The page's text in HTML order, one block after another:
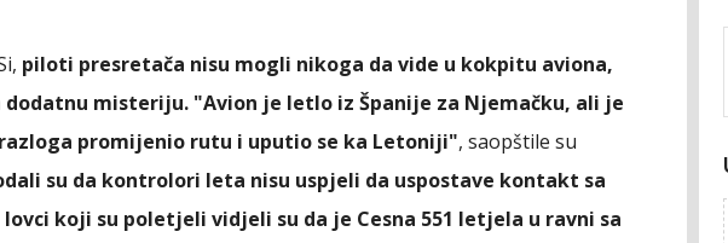
piloti presretača nisu mogli nikoga da vide u kokpitu aviona,
misteriju. "Avion je letIo iz Španije za Njemačku, ali je
promijenio rutu i ​​uputio se ka Letoniji", saopštile su
su da kontrolori leta nisu uspjeli da uspostave kontakt sa
koji su poletjeli vidjeli su da je Cesna 551 letjela u ravni sa